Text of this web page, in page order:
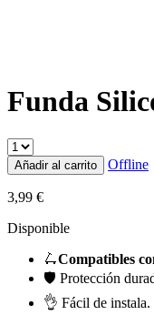
Funda
Añadir al carrito Offline
3,99 €
Disponible
🛴Compatibles
🛡️ Protección
👌 Fácil de instala.